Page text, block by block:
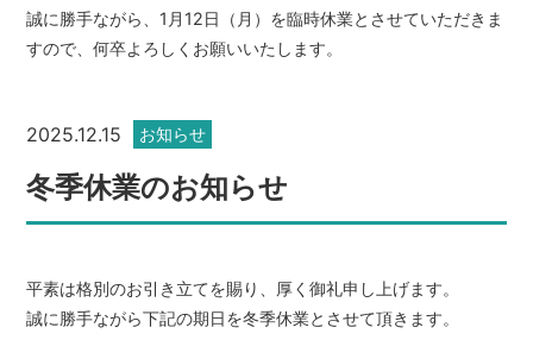
誠に勝手ながら、1月12日（月）を臨時休業とさせていただきま
すので、何卒よろしくお願いいたします。
2025.12.15 お知らせ
冬季休業のお知らせ
平素は格別のお引き立てを賜り、厚く御礼申し上げます。
誠に勝手ながら下記の期日を冬季休業とさせて頂きます。